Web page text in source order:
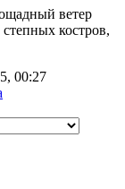
ветер
костров,
00:27